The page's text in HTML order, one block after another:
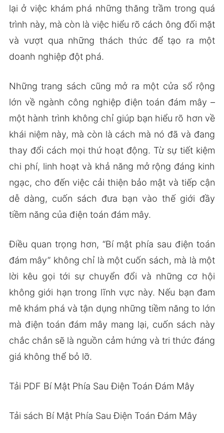
lại ở việc khám phá những thăng trầm trong quá
trình này, mà còn là việc hiểu rõ cách ông đối mặt
và vượt qua những thách thức để tạo ra một
doanh nghiệp đột phá.
Những trang sách cũng mở ra một cửa sổ rộng
lớn về ngành công nghiệp điện toán đám mây –
một hành trình không chỉ giúp bạn hiểu rõ hơn về
khái niệm này, mà còn là cách mà nó đã và đang
thay đổi cách mọi thứ hoạt động. Từ sự tiết kiệm
chi phí, linh hoạt và khả năng mở rộng đáng kinh
ngạc, cho đến việc cải thiện bảo mật và tiếp cận
dễ dàng, cuốn sách đưa bạn vào thế giới đầy
tiềm năng của điện toán đám mây.
Điều quan trọng hơn, “Bí mật phía sau điện toán
đám mây” không chỉ là một cuốn sách, mà là một
lời kêu gọi tới sự chuyển đổi và những cơ hội
không giới hạn trong lĩnh vực này. Nếu bạn đam
mê khám phá và tận dụng những tiềm năng to lớn
mà điện toán đám mây mang lại, cuốn sách này
chắc chắn sẽ là nguồn cảm hứng và tri thức đáng
giá không thể bỏ lỡ.
Tải PDF Bí Mật Phía Sau Điện Toán Đám Mây
Tải sách Bí Mật Phía Sau Điện Toán Đám Mây